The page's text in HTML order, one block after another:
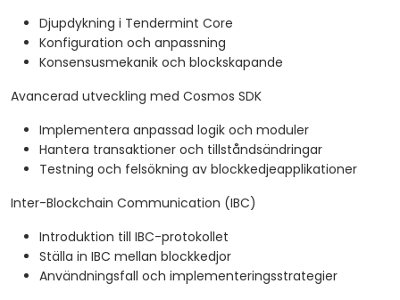
Djupdykning i Tendermint Core
Konfiguration och anpassning
Konsensusmekanik och blockskapande
Avancerad utveckling med Cosmos SDK
Implementera anpassad logik och moduler
Hantera transaktioner och tillståndsändringar
Testning och felsökning av blockkedjeapplikationer
Inter-Blockchain Communication (IBC)
Introduktion till IBC-protokollet
Ställa in IBC mellan blockkedjor
Användningsfall och implementeringsstrategier